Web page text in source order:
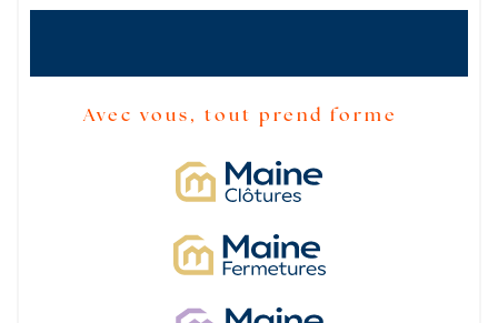
Avec vous, tout prend forme